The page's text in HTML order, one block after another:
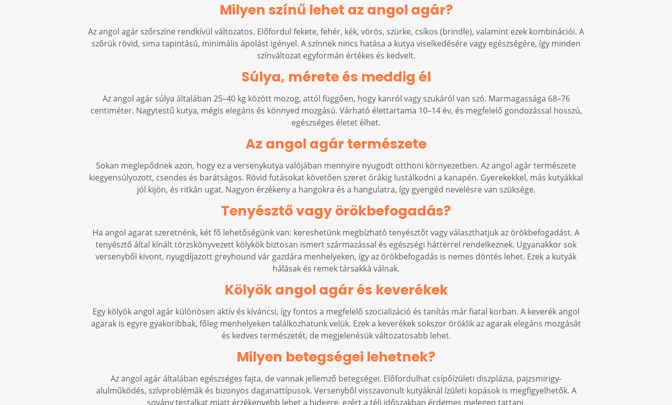
Milyen színű lehet az angol agár?
Az angol agár szőrszíne rendkívül változatos. Előfordul fekete, fehér, kék, vörös, szürke, csíkos (brindle), valamint ezek kombinációi. A
szőrük rövid, sima tapintású, minimális ápolást igényel. A színnek nincs hatása a kutya viselkedésére vagy egészségére, így minden
színváltozat egyformán értékes és kedvelt.
Súlya, mérete és meddig él
Az angol agár súlya általában 25–40 kg között mozog, attól függően, hogy kanról vagy szukáról van szó. Marmagassága 68–76
centiméter. Nagytestű kutya, mégis elegáns és könnyed mozgású. Várható élettartama 10–14 év, és megfelelő gondozással hosszú,
egészséges életet élhet.
Az angol agár természete
Sokan meglepődnek azon, hogy ez a versenykutya valójában mennyire nyugodt otthoni környezetben. Az angol agár természete
kiegyensúlyozott, csendes és barátságos. Rövid futásokat követően szeret órákig lustálkodni a kanapén. Gyerekekkel, más kutyákkal
jól kijön, és ritkán ugat. Nagyon érzékeny a hangokra és a hangulatra, így gyengéd nevelésre van szüksége.
Tenyésztő vagy örökbefogadás?
Ha angol agarat szeretnénk, két fő lehetőségünk van: kereshetünk megbízható tenyésztőt vagy választhatjuk az örökbefogadást. A
tenyésztő által kínált törzskönyvezett kölykök biztosan ismert származással és egészségi háttérrel rendelkeznek. Ugyanakkor sok
versenyből kivont, nyugdíjazott greyhound vár gazdára menhelyeken, így az örökbefogadás is nemes döntés lehet. Ezek a kutyák
hálásak és remek társakká válnak.
Kölyök angol agár és keverékek
Egy kölyök angol agár különösen aktív és kíváncsi, így fontos a megfelelő szocializáció és tanítás már fiatal korban. A keverék angol
agarak is egyre gyakoribbak, főleg menhelyeken találkozhatunk velük. Ezek a keverékek sokszor öröklik az agarak elegáns mozgását
és kedves természetét, de megjelenésük változatosabb lehet.
Milyen betegségei lehetnek?
Az angol agár általában egészséges fajta, de vannak jellemző betegségei. Előfordulhat csípőízületi diszplázia, pajzsmirigy-
alulműködés, szívproblémák és bizonyos daganattípusok. Versenyből visszavonult kutyáknál ízületi kopások is megfigyelhetők. A
sovány testalkat miatt érzékenyebb lehet a hidegre, ezért a téli időszakban érdemes melegen tartani.